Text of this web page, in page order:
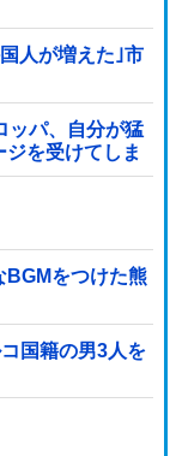
人が増えた｣市
ッパ、自分が猛
を受けてしま
BGMをつけた熊
国籍の男3人を